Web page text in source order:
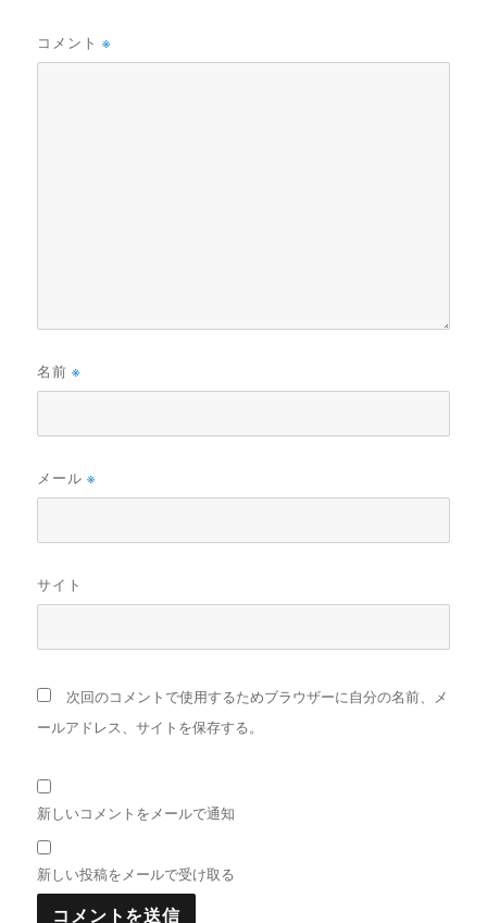
コメント※
名前※
メール※
サイト
次回のコメントで使用するためブラウザーに自分の名前、メ
ールアドレス、サイトを保存する。
新しいコメントをメールで通知
新しい投稿をメールで受け取る